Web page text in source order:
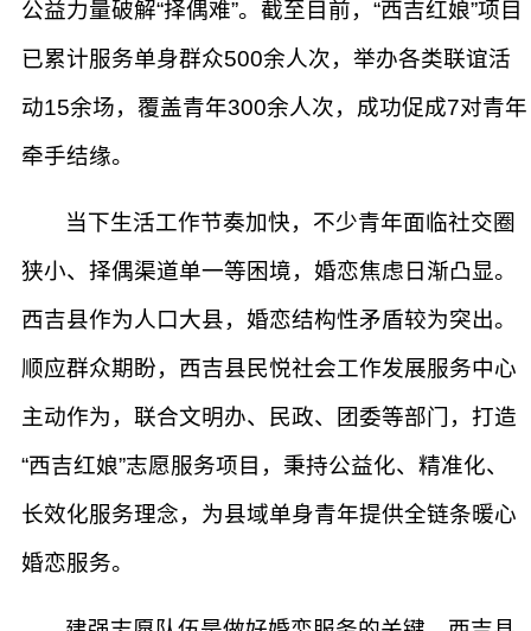
公益力量破解“择偶难”。截至目前，“西吉红娘”项目
已累计服务单身群众500余人次，举办各类联谊活
动15余场，覆盖青年300余人次，成功促成7对青年
牵手结缘。
当下生活工作节奏加快，不少青年面临社交圈
狭小、择偶渠道单一等困境，婚恋焦虑日渐凸显。
西吉县作为人口大县，婚恋结构性矛盾较为突出。
顺应群众期盼，西吉县民悦社会工作发展服务中心
主动作为，联合文明办、民政、团委等部门，打造
“西吉红娘”志愿服务项目，秉持公益化、精准化、
长效化服务理念，为县域单身青年提供全链条暖心
婚恋服务。